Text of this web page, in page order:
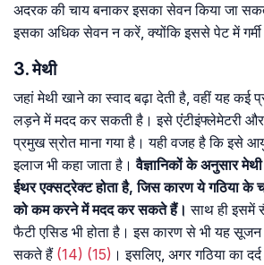
अदरक की चाय बनाकर इसका सेवन किया जा
इसका अधिक सेवन न करें, क्योंकि इससे पेट में
3. मेथी
जहां मेथी खाने का स्वाद बढ़ा देती है, वहीं यह कई
लड़ने में मदद कर सकती है। इसे एंंटीइंफ्लेमेटरी और
प्रमुख स्रोत माना गया है। यही वजह है कि इसे
इलाज भी कहा जाता है।वैज्ञानिकों के अनुसार
ईथर एक्सट्रेक्ट होता है, जिस कारण ये गठिया
को कम करने में मदद कर सकते हैं। साथ ही
फैटी एसिड भी होता है। इस कारण से भी यह
सकते हैं (14) (15) । इसलिए, अगर गठिया का